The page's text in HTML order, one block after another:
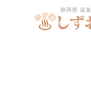
静岡県 温泉